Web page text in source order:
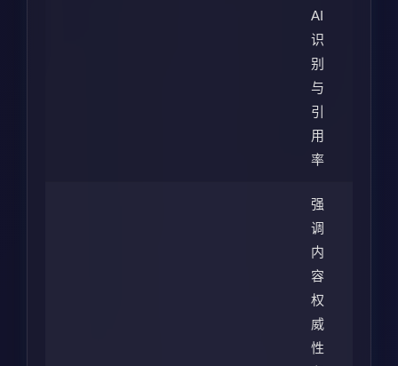
AI
识
别
与
引
用
率
强
调
内
容
权
威
性